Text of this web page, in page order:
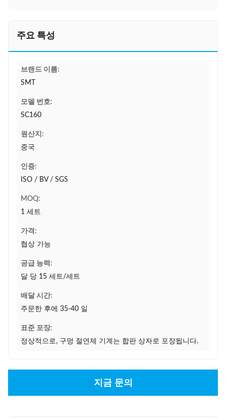
주요 특성
브랜드 이름:
SMT
모델 번호:
SC160
원산지:
중국
인증:
ISO / BV / SGS
MOQ:
1 세트
가격:
협상 가능
공급 능력:
달 당 15 세트/세트
배달 시간:
주문한 후에 35-40 일
표준 포장:
정상적으로, 구멍 절연제 기계는 합판 상자로 포장됩니다.
지금 문의